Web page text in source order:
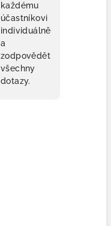
každému
účastníkovi
individuálně
a
zodpovědět
všechny
dotazy.